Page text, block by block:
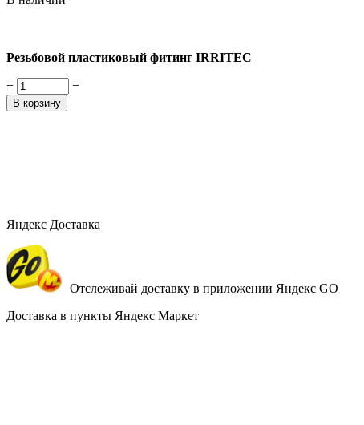
Резьбовой пластиковый фитинг IRRITEC
+ −
В корзину
Яндекс Доставка
Отслеживай доставку в приложении Яндекс GO
Доставка в пункты Яндекс Маркет